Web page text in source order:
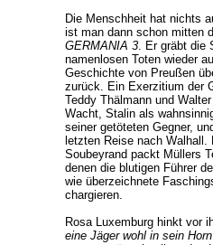
Die Menschheit hat nichts
ist man dann schon mitten
GERMANIA 3. Er gräbt die
namenlosen Toten wieder
Geschichte von Preußen
zurück. Ein Exerzitium der
Teddy Thälmann und
Wacht, Stalin als
seiner getöteten Gegner,
letzten Reise nach
Soubeyrand packt Müllers
denen die blutigen Führer
wie überzeichnete
chargieren.
Rosa Luxemburg hinkt vor
eine Jäger wohl in sein